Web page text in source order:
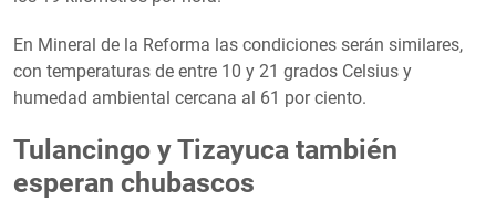
En Mineral de la Reforma las condiciones serán similares,
con temperaturas de entre 10 y 21 grados Celsius y
humedad ambiental cercana al 61 por ciento.
Tulancingo y Tizayuca también
esperan chubascos